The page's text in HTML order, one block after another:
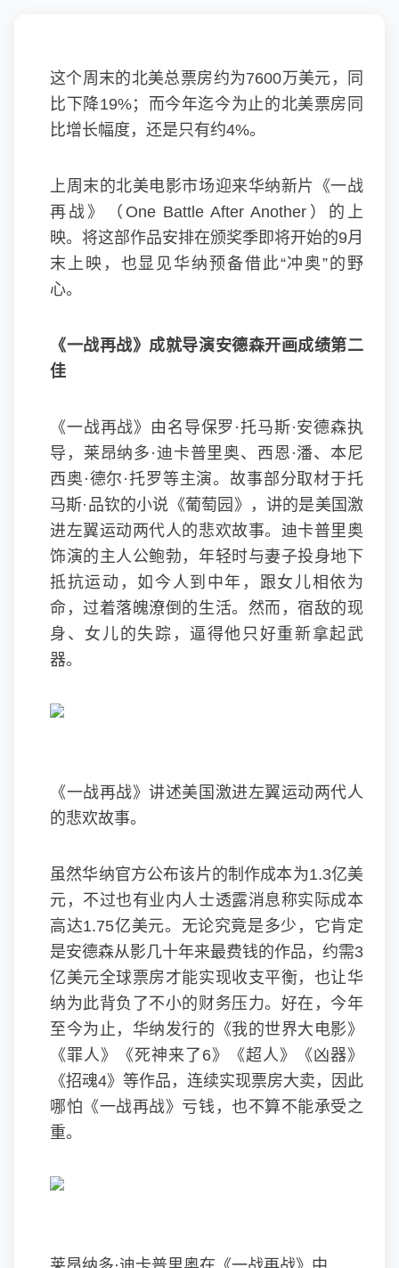
这个周末的北美总票房约为7600万美元，同
比下降19%；而今年迄今为止的北美票房同
比增长幅度，还是只有约4%。
上周末的北美电影市场迎来华纳新片《一战
再战 》（One Battle After Another）的上
映。将这部作品安排在颁奖季即将开始的9月
末上映，也显见华纳预备借此“冲奥”的野
心。
《一战再战》成就导演安德森开画成绩第二
佳
《一战再战》由名导保罗·托马斯·安德森执
导，莱昂纳多·迪卡普里奥、西恩·潘、本尼
西奥·德尔·托罗等主演。故事部分取材于托
马斯·品钦的小说《葡萄园》，讲的是美国激
进左翼运动两代人的悲欢故事。迪卡普里奥
饰演的主人公鲍勃，年轻时与妻子投身地下
抵抗运动，如今人到中年，跟女儿相依为
命，过着落魄潦倒的生活。然而，宿敌的现
身、女儿的失踪，逼得他只好重新拿起武
器。
《一战再战》讲述美国激进左翼运动两代人
的悲欢故事。
虽然华纳官方公布该片的制作成本为1.3亿美
元，不过也有业内人士透露消息称实际成本
高达1.75亿美元。无论究竟是多少，它肯定
是安德森从影几十年来最费钱的作品，约需3
亿美元全球票房才能实现收支平衡，也让华
纳为此背负了不小的财务压力。好在，今年
至今为止，华纳发行的《我的世界大电影》
《罪人》《死神来了6》《超人》《凶器》
《招魂4》等作品，连续实现票房大卖，因此
哪怕《一战再战》亏钱，也不算不能承受之
重。